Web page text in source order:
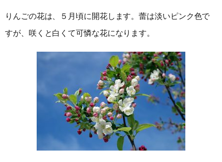
りんごの花は、５月頃に開花します。蕾は淡いピンク色で
すが、咲くと白くて可憐な花になります。